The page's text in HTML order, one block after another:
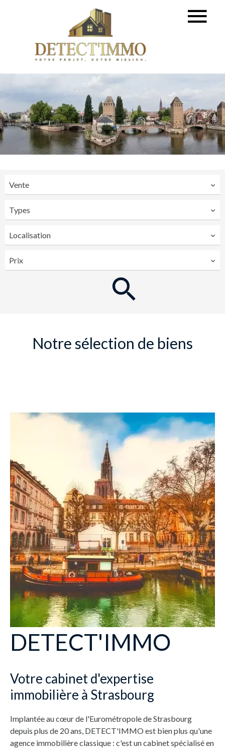
Vente
Types
Localisation
Prix
Notre sélection de biens
DETECT'IMMO
Votre cabinet d'expertise
immobilière à Strasbourg
Implantée au cœur de l'Eurométropole de Strasbourg
depuis plus de 20 ans, DETECT'IMMO est bien plus qu'une
agence immobilière classique : c'est un cabinet spécialisé en